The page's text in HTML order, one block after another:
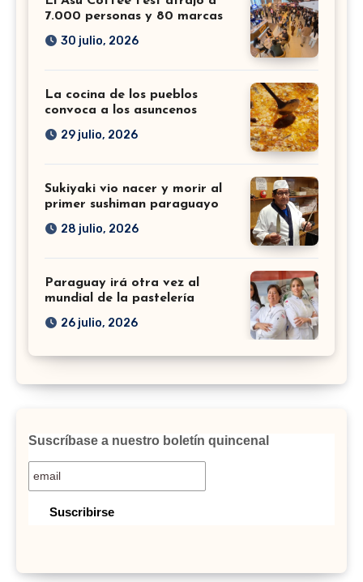
7.000 personas y 80 marcas
30 julio, 2026
La cocina de los pueblos
convoca a los asuncenos
29 julio, 2026
Sukiyaki vio nacer y morir al
primer sushiman paraguayo
28 julio, 2026
Paraguay irá otra vez al
mundial de la pastelería
26 julio, 2026
Suscríbase a nuestro boletín quincenal